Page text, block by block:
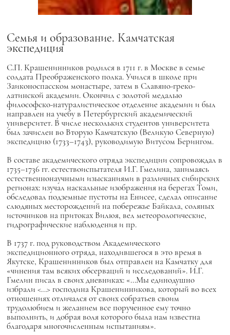
Семья и образование. Камчатская
экспедиция
С.П. Крашенинников родился в 1711 г. в Москве в семье
солдата Преображенского полка. Учился в школе при
Заиконоспасском монастыре, затем в Славяно-греко-
латинской академии. Окончил с золотой медалью
философско-натуралистическое отделение академии и был
направлен на учебу в Петербургский академический
университет. В числе нескольких студентов университета
был зачислен во Вторую Камчатскую (Великую Северную)
экспедицию (1733–1743), руководимую Витусом Берингом.
В составе академического отряда экспедиции сопровождал в
1735–1736 гг. естествоиспытателя И.Г. Гмелина, занимаясь
естественнонаучными изысканиями в различных сибирских
регионах: изучал наскальные изображения на берегах Томи,
обследовал подземные пустоты на Енисее, сделал описание
слюдяных месторождений на побережье Байкала, соляных
источников на притоках Вилюя, вел метеорологические,
гидрографические наблюдения и пр.
В 1737 г. под руководством Академического
экспедиционного отряда, находившегося в это время в
Якутске, Крашенинников был отправлен на Камчатку для
«чинения там всяких обсерваций и исследований». И.Г.
Гмелин писал в своих дневниках: «...Мы единодушно
избрали <...> господина Крашенинникова, который во всех
отношениях отличался от своих собратьев своим
трудолюбием и желанием все порученное ему точно
выполнить, и добрая воля которого была нам известна
благодаря многочисленным испытаниям».